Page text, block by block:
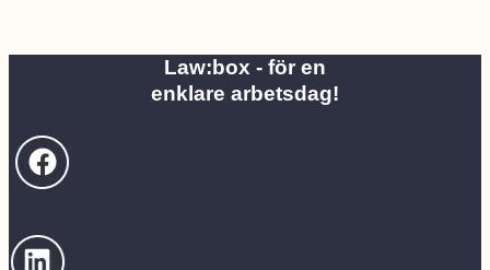
Law:box - för en
enklare arbetsdag!